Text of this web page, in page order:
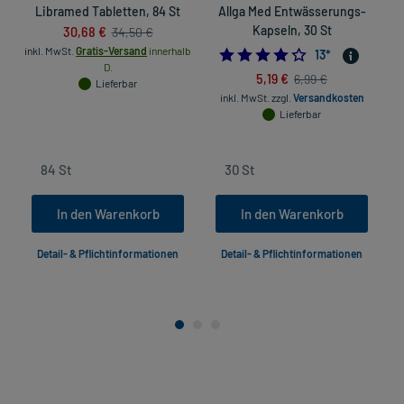
Libramed Tabletten, 84 St
30,68 € 34,50 €
inkl. MwSt. Gratis-Versand innerhalb
D.
Lieferbar
In den Warenkorb
Detail- & Pflichtinformationen
Allga Med Entwässerungs-
Kapseln, 30 St
13*
5,19 € 6,99 €
inkl. MwSt. zzgl. Versandkosten
Lieferbar
In den Warenkorb
Detail- & Pflichtinformationen